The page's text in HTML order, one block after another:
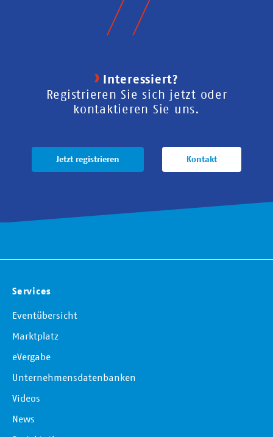
Interessiert?
Registrieren Sie sich jetzt oder
kontaktieren Sie uns.
Jetzt registrieren Kontakt
Services
Eventübersicht
Marktplatz
eVergabe
Unternehmensdatenbanken
Videos
News